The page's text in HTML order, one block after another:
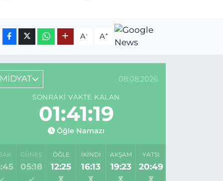
A- A+
MİDYAT 08.08.2026
SONRAKI VAKTE KALAN
01:41:19
Öğle Namazı
GÜNEŞ
05:18
ÖĞLE
12:25
İKINDI
16:13
AKŞAM
19:23
YATSI
20:49